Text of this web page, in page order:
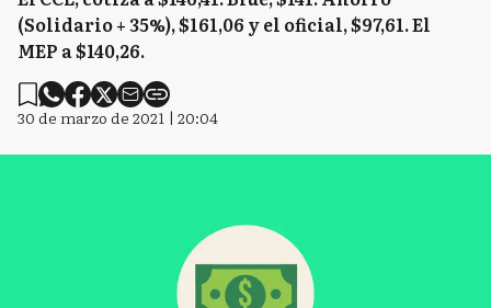
(Solidario + 35%), $161,06 y el oficial, $97,61. El
MEP a $140,26.
30 de marzo de 2021 | 20:04